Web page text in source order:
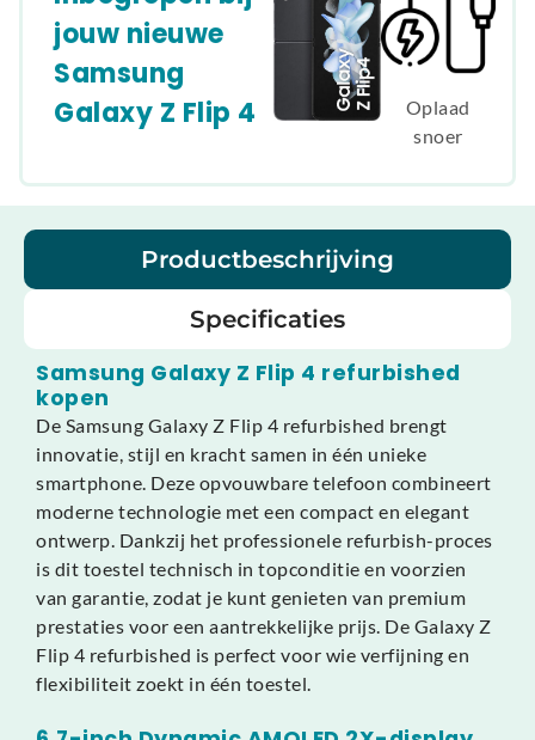
jouw nieuwe
Samsung
Galaxy Z Flip 4
Oplaad
snoer
Productbeschrijving
Specificaties
Samsung Galaxy Z Flip 4 refurbished
kopen
De Samsung Galaxy Z Flip 4 refurbished brengt
innovatie, stijl en kracht samen in één unieke
smartphone. Deze opvouwbare telefoon combineert
moderne technologie met een compact en elegant
ontwerp. Dankzij het professionele refurbish-proces
is dit toestel technisch in topconditie en voorzien
van garantie, zodat je kunt genieten van premium
prestaties voor een aantrekkelijke prijs. De Galaxy Z
Flip 4 refurbished is perfect voor wie verfijning en
flexibiliteit zoekt in één toestel.